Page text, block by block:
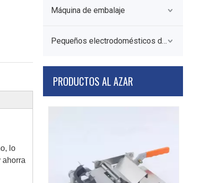
lo
ahorra
Máquina de embalaje
Pequeños electrodomésticos de cocina
PRODUCTOS AL AZAR